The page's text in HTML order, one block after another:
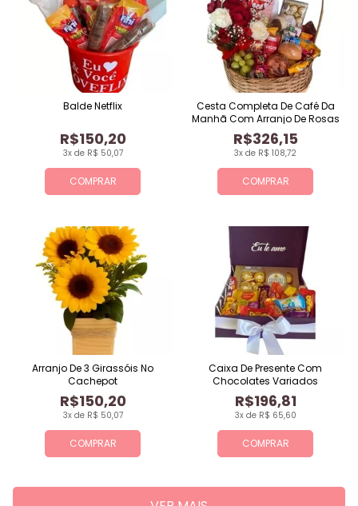
COMPRAR
3x de R$ 50,07
R$150,20
Balde Netflix
COMPRAR
3x de R$ 108,72
R$326,15
Cesta Completa De Café Da
Manhã Com Arranjo De Rosas
COMPRAR
3x de R$ 50,07
R$150,20
Arranjo De 3 Girassóis No
Cachepot
COMPRAR
3x de R$ 65,60
R$196,81
Caixa De Presente Com
Chocolates Variados